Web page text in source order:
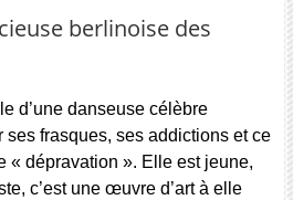
berlinoise des
d’une danseuse célèbre
ses frasques, ses addictions et ce
« dépravation ». Elle est jeune,
c’est une œuvre d’art à elle